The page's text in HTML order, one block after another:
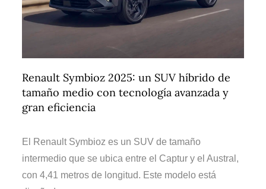
Renault Symbioz 2025: un SUV híbrido de
tamaño medio con tecnología avanzada y
gran eficiencia
El Renault Symbioz es un SUV de tamaño
intermedio que se ubica entre el Captur y el Austral,
con 4,41 metros de longitud. Este modelo está